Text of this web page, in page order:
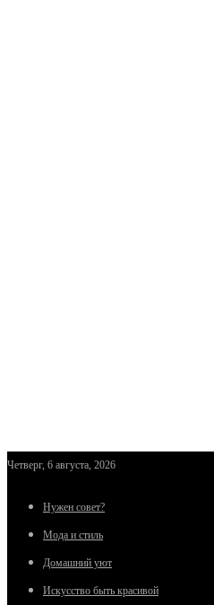
Четверг, 6 августа, 2026
Нужен совет?
Мода и стиль
Домашний уют
Искусство быть красивой